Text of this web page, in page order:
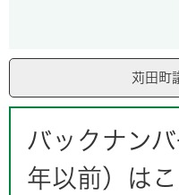
苅田町
バックナン
年以前）は